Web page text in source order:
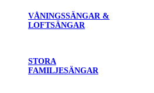
VÅNINGSSÄNGAR &
LOFTSÄNGAR
STORA
FAMILJESÄNGAR